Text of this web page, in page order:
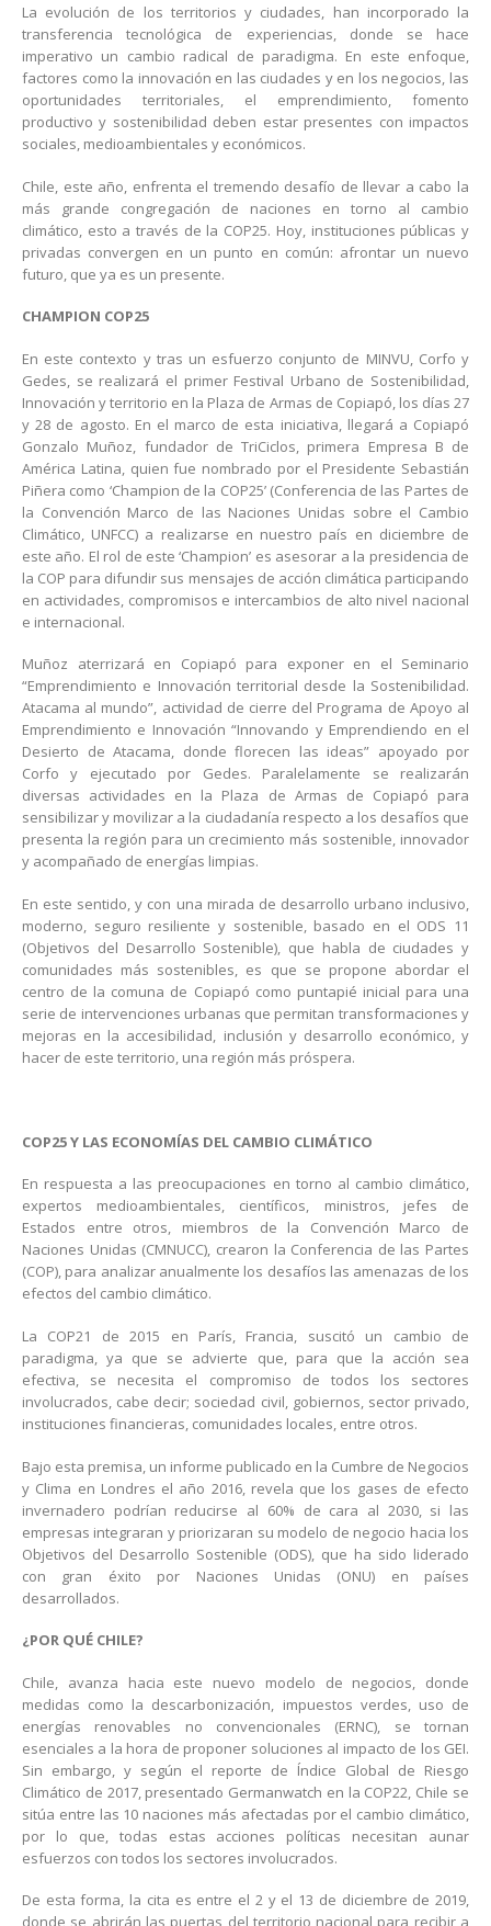
La evolución de los territorios y ciudades, han incorporado la
transferencia tecnológica de experiencias, donde se hace
imperativo un cambio radical de paradigma. En este enfoque,
factores como la innovación en las ciudades y en los negocios, las
oportunidades territoriales, el emprendimiento, fomento
productivo y sostenibilidad deben estar presentes con impactos
sociales, medioambientales y económicos.
Chile, este año, enfrenta el tremendo desafío de llevar a cabo la
más grande congregación de naciones en torno al cambio
climático, esto a través de la COP25. Hoy, instituciones públicas y
privadas convergen en un punto en común: afrontar un nuevo
futuro, que ya es un presente.
CHAMPION COP25
En este contexto y tras un esfuerzo conjunto de MINVU, Corfo y
Gedes, se realizará el primer Festival Urbano de Sostenibilidad,
Innovación y territorio en la Plaza de Armas de Copiapó, los días 27
y 28 de agosto. En el marco de esta iniciativa, llegará a Copiapó
Gonzalo Muñoz, fundador de TriCiclos, primera Empresa B de
América Latina, quien fue nombrado por el Presidente Sebastián
Piñera como ‘Champion de la COP25’ (Conferencia de las Partes de
la Convención Marco de las Naciones Unidas sobre el Cambio
Climático, UNFCC) a realizarse en nuestro país en diciembre de
este año. El rol de este ‘Champion’ es asesorar a la presidencia de
la COP para difundir sus mensajes de acción climática participando
en actividades, compromisos e intercambios de alto nivel nacional
e internacional.
Muñoz aterrizará en Copiapó para exponer en el Seminario
“Emprendimiento e Innovación territorial desde la Sostenibilidad.
Atacama al mundo”, actividad de cierre del Programa de Apoyo al
Emprendimiento e Innovación “Innovando y Emprendiendo en el
Desierto de Atacama, donde florecen las ideas” apoyado por
Corfo y ejecutado por Gedes. Paralelamente se realizarán
diversas actividades en la Plaza de Armas de Copiapó para
sensibilizar y movilizar a la ciudadanía respecto a los desafíos que
presenta la región para un crecimiento más sostenible, innovador
y acompañado de energías limpias.
En este sentido, y con una mirada de desarrollo urbano inclusivo,
moderno, seguro resiliente y sostenible, basado en el ODS 11
(Objetivos del Desarrollo Sostenible), que habla de ciudades y
comunidades más sostenibles, es que se propone abordar el
centro de la comuna de Copiapó como puntapié inicial para una
serie de intervenciones urbanas que permitan transformaciones y
mejoras en la accesibilidad, inclusión y desarrollo económico, y
hacer de este territorio, una región más próspera.
COP25 Y LAS ECONOMÍAS DEL CAMBIO CLIMÁTICO
En respuesta a las preocupaciones en torno al cambio climático,
expertos medioambientales, científicos, ministros, jefes de
Estados entre otros, miembros de la Convención Marco de
Naciones Unidas (CMNUCC), crearon la Conferencia de las Partes
(COP), para analizar anualmente los desafíos las amenazas de los
efectos del cambio climático.
La COP21 de 2015 en París, Francia, suscitó un cambio de
paradigma, ya que se advierte que, para que la acción sea
efectiva, se necesita el compromiso de todos los sectores
involucrados, cabe decir; sociedad civil, gobiernos, sector privado,
instituciones financieras, comunidades locales, entre otros.
Bajo esta premisa, un informe publicado en la Cumbre de Negocios
y Clima en Londres el año 2016, revela que los gases de efecto
invernadero podrían reducirse al 60% de cara al 2030, si las
empresas integraran y priorizaran su modelo de negocio hacia los
Objetivos del Desarrollo Sostenible (ODS), que ha sido liderado
con gran éxito por Naciones Unidas (ONU) en países
desarrollados.
¿POR QUÉ CHILE?
Chile, avanza hacia este nuevo modelo de negocios, donde
medidas como la descarbonización, impuestos verdes, uso de
energías renovables no convencionales (ERNC), se tornan
esenciales a la hora de proponer soluciones al impacto de los GEI.
Sin embargo, y según el reporte de Índice Global de Riesgo
Climático de 2017, presentado Germanwatch en la COP22, Chile se
sitúa entre las 10 naciones más afectadas por el cambio climático,
por lo que, todas estas acciones políticas necesitan aunar
esfuerzos con todos los sectores involucrados.
De esta forma, la cita es entre el 2 y el 13 de diciembre de 2019,
donde se abrirán las puertas del territorio nacional para recibir a